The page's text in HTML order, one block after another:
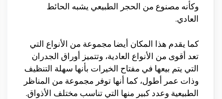
وكأنه مصنوع من الحجر الطبيعي يشبه الحائط
العادي.
كما يقدم هذا المكان أيضا مجموعة من الأنواع التي
تعد أقوى من الأنواع العادية، وتتميز أوراق الجدران
التي يتم بيعها في مفتاح الخيرات بأنها سهلة التنظيف
وذات عمر أطول، كما أنها توفر مجموعة من المناظر
الطبيعية وعدد كبير منها التي تناسب مختلف الأذواق.